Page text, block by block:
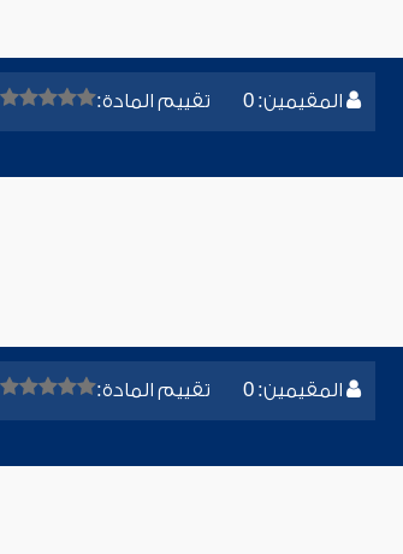
المقيمين: 0 تقييم المادة:
المقيمين: 0 تقييم المادة: